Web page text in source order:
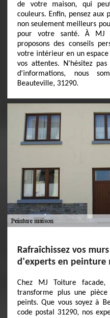
de votre maison, qui
couleurs. Enfin, pensez aux
non seulement meilleurs
pour votre santé. À MJ
proposons des conseils
votre intérieur en un
vos attentes. N'hésitez
d'informations, nous
Beauteville, 31290.
Rafraîchissez vos
d'experts en peinture
Chez MJ Toiture
transforme plus une
peints. Que vous soyez à
code postal 31290, nos